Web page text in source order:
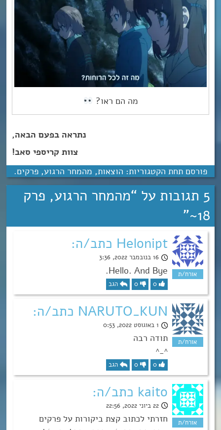
מה הם ראו?
נתראה בפעם הבאה,
צוות קריספי סאב!
פורסם תחת הקטגוריות: הוצאות, מהמחר הרגוע, פרקים.
5 תגובות על “
מהמחר הרגוע, פרק
18~
”
Helonipt כתב/ה:
16 בנובמבר 2022, 3:36
Hello. And Bye.
0
0 הגב
NARUTO_KUN כתב/ה:
1 באוגוסט 2022, 0:53
תודה רבה
^_^
0
0 הגב
kaito כתב/ה:
22 ביוני 2022, 22:56
חזרתי לכתוב קצת ביקורות על פרקים